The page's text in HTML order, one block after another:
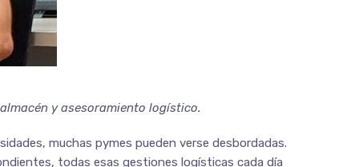
y asesoramiento logístico.
muchas pymes pueden verse desbordadas.
todas esas gestiones logísticas cada día